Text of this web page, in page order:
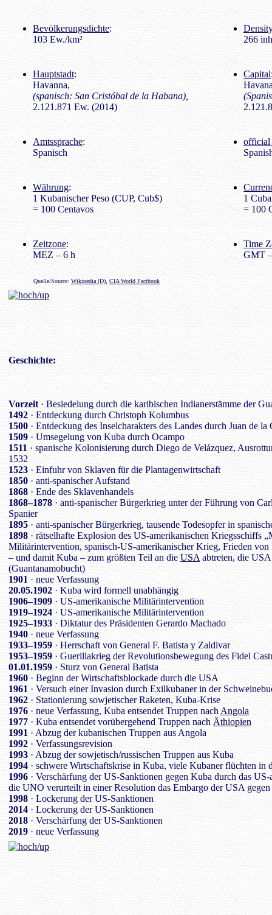
Bevölkerungsdichte:
103 Ew./km²
266
Hauptstadt:
Havanna,
(spanisch: San Cristóbal de la Habana),
2.121.871 Ew. (2014)
Capital
Amtssprache:
Spanisch
official
Währung:
1 Kubanischer Peso (CUP, Cub$)
= 100 Centavos
1
= 100
Zeitzone:
MEZ – 6 h
Time
GMT
Quelle/Source: Wikipedia (D) CIA World Factbook
Geschichte:
Vorzeit · Besiedelung durch die karibischen Indianerstämme der
1492 · Entdeckung durch Christoph Kolumbus
1500 · Entdeckung des Inselcharakters des Landes durch Juan de la
1509 · Umsegelung von Kuba durch Ocampo
1511 · spanische Kolonisierung durch Diego de Velázquez,
1532
1523 · Einfuhr von Sklaven für die Plantagenwirtschaft
1850 · anti-spanischer Aufstand
1868 · Ende des Sklavenhandels
1868–1878 · anti-spanischer Bürgerkrieg unter der Führung von
Spanier
1895 · anti-spanischer Bürgerkrieg, tausende Todesopfer in
1898 · rätselhafte Explosion des US-amerikanischen Kriegsschiffs
Militärintervention, spanisch-US-amerikanischer Krieg, Frieden
– und damit Kuba – zum größten Teil an die USA abtreten, die
(Guantanamobucht)
1901 · neue Verfassung
20.05.1902 · Kuba wird formell unabhängig
1906–1909 · US-amerikanische Militärintervention
1919–1924 · US-amerikanische Militärintervention
1925–1933 · Diktatur des Präsidenten Gerardo Machado
1940 · neue Verfassung
1933–1959 · Herrschaft von General F. Batista y Zaldivar
1953–1959 · Guerillakrieg der Revolutionsbewegung des Fidel
01.01.1959 · Sturz von General Batista
1960 · Beginn der Wirtschaftsblockade durch die USA
1961 · Versuch einer Invasion durch Exilkubaner in der
1962 · Stationierung sowjetischer Raketen, Kuba-Krise
1976 · neue Verfassung, Kuba entsendet Truppen nach Angola
1977 · Kuba entsendet vorübergehend Truppen nach Äthiopien
1991 · Abzug der kubanischen Truppen aus Angola
1992 · Verfassungsrevision
1993 · Abzug der sowjetisch/russischen Truppen aus Kuba
1994 · schwere Wirtschaftskrise in Kuba, viele Kubaner flüchten in
1996 · Verschärfung der US-Sanktionen gegen Kuba durch das
die UNO verurteilt in einer Resolution das Embargo der USA
1998 · Lockerung der US-Sanktionen
2014 · Lockerung der US-Sanktionen
2018 · Verschärfung der US-Sanktionen
2019 · neue Verfassung